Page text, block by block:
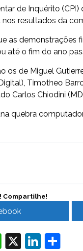
de Inquérito
resultados da
as demonstrações
até o fim do ano
os de Miguel
Timotheo
Carlos Chiodini
quebra
Compartilhe!
WhatsApp
X